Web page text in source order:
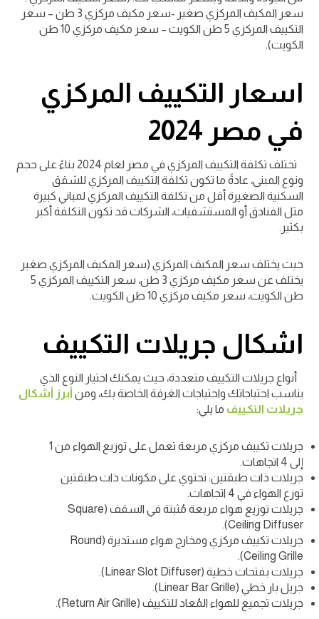
سعر المكيف المركزي صغير -سعر مكيف مركزي 3 طن – سعر
التكييف المركزي 5 طن الكويت – سعر مكيف مركزي 10 طن
الكويت).
اسعار التكييف المركزي
في مصر 2024
تختلف تكلفة التكييف المركزي في مصر لعام 2024 بناءً على حجم
ونوع المبنى، عادةً ما تكون تكلفة التكييف المركزي للشقق
السكنية الصغيرة أقل من تكلفة التكييف المركزي لمباني كبيرة
مثل الفنادق أو المستشفيات، الشركات قد تكون التكلفة أكبر
بكثير.
حيث يختلف سعر المكيف المركزي (سعر المكيف المركزي صغير
يختلف عن سعر مكيف مركزي 3 طن، سعر التكييف المركزي 5
طن الكويت، سعر مكيف مركزي 10 طن الكويت.
اشكال جريلات التكييف
أنواع جريلات التكييف متعددة، حيث يمكنك اختيار النوع الذي
يناسب احتياجاتك واحتياجات الغرفة الخاصة بك، ومن أبرز أشكال
جريلات التكييف ما يلي:
جريلات تكييف مركزي مربعة تعمل على توزيع الهواء من 1
إلى 4 اتجاهات.
جريلات ذات طبقتين: تحتوي على مكونات ذات طبقتين
توزع الهواء في 4 اتجاهات.
جريلات توزيع هواء مربعة مُثبتة في السقف (Square
Ceiling Diffuser).
جريلات تكييف مركزي ومخارج هواء مستديرة (Round
Ceiling Grille).
جريلات بفتحات خطية (Linear Slot Diffuser).
جريل بار خطي (Linear Bar Grille).
جريلات تجميع للهواء المُعاد للتكييف (Return Air Grille).